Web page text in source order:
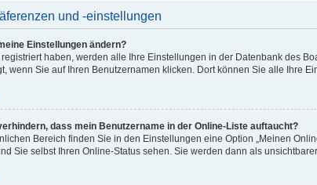
und -einstellungen
Einstellungen ändern?
haben, werden alle Ihre Einstellungen in der Datenbank des
wenn Sie auf Ihren Benutzernamen klicken. Dort können Sie alle Ihre
dass mein Benutzername in der Online-Liste auftaucht?
Bereich finden Sie in den Einstellungen eine Option „Meinen
Sie selbst Ihren Online-Status sehen. Sie werden dann als